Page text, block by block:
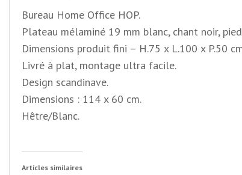
Bureau Home Office HOP.
Plateau mélaminé 19 mm blanc, chant noir,
Dimensions produit fini – H.75 x L.100 x P.50
Livré à plat, montage ultra facile.
Design scandinave.
Dimensions : 114 x 60 cm.
Hêtre/Blanc.
Articles similaires